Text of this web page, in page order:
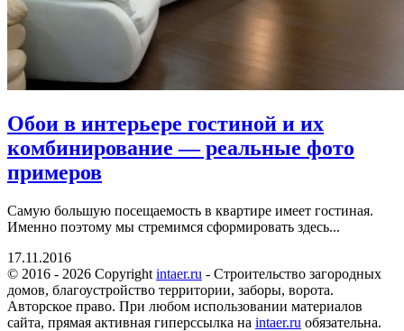
Обои в интерьере гостиной и их
комбинирование — реальные фото
примеров
Самую большую посещаемость в квартире имеет гостиная.
Именно поэтому мы стремимся сформировать здесь...
17.11.2016
© 2016 - 2026 Copyright intaer.ru - Cтроительство загородных
домов, благоустройство территории, заборы, ворота.
Авторское право. При любом использовании материалов
сайта, прямая активная гиперссылка на intaer.ru обязательна.